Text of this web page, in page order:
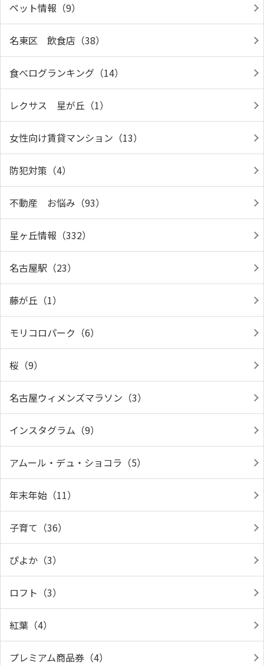
ペット情報（9）
名東区 飲食店（38）
食べログランキング（14）
レクサス 星が丘（1）
女性向け賃貸マンション（13）
防犯対策（4）
不動産 お悩み（93）
星ヶ丘情報（332）
名古屋駅（23）
藤が丘（1）
モリコロパーク（6）
桜（9）
名古屋ウィメンズマラソン（3）
インスタグラム（9）
アムール・デュ・ショコラ（5）
年末年始（11）
子育て（36）
ぴよか（3）
ロフト（3）
紅葉（4）
プレミアム商品券（4）